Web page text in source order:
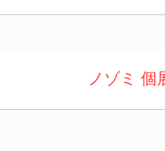
ノゾミ 個